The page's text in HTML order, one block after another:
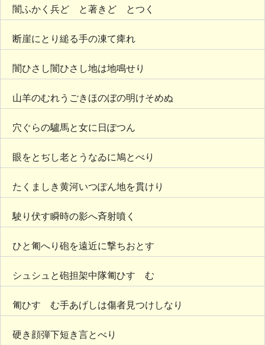
闇ふかく兵どゞと著きどゞとつく
断崖にとり縋る手の凍て痺れ
闇ひさし闇ひさし地は地鳴せり
山羊のむれうごきほのぼの明けそめぬ
穴ぐらの驢馬と女に日ぽつん
眼をとぢし老とうなゐに鳩とべり
たくましき黄河いつぽん地を貫けり
駛り伏す瞬時の影へ斉射噴く
ひと匍へり砲を遠近に撃ちおとす
シュシュと砲担架中隊匍ひすゝむ
匍ひすゝむ手あげしは傷者見つけしなり
硬き顔弾下短き言とべり